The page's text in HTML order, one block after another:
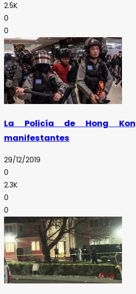
2.5K
0
0
La Policía de Hong
manifestantes
29/12/2019
0
2.3K
0
0